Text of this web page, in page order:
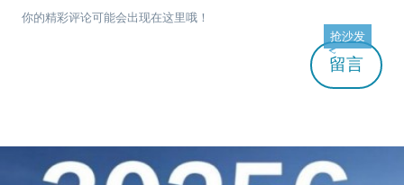
你的精彩评论可能会出现在这里哦！
留言
抢沙发